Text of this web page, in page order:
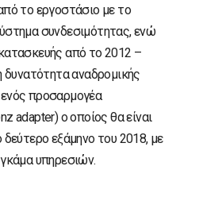
το εργοστάσιο με το
συνδεσιμότητας, ενώ
από το 2012 –
δυνατότητα αναδρομικής
προσαρμογέα
adapter) ο οποίος θα είναι
δεύτερο εξάμηνο του 2018, με
υπηρεσιών.